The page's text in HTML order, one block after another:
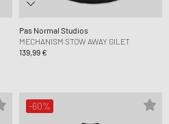
Pas Normal Studios
MECHANISM STOW AWAY GILET
139,99 €
-60%